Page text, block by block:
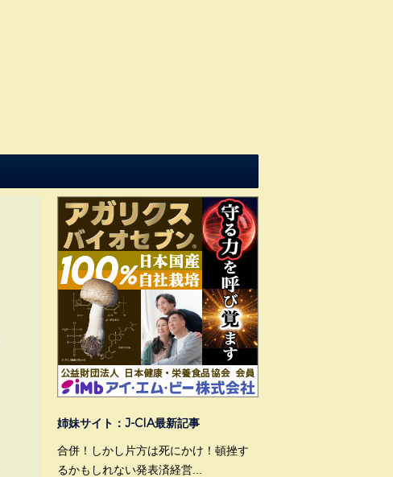
姉妹サイト：J-CIA最新記事
合併！しかし片方は死にかけ！頓挫す
るかもしれない発表済経営...